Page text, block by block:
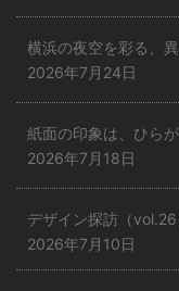
横浜の夜空を彩る、
2026年7月24日
紙面の印象は、ひら
2026年7月18日
デザイン探訪（
2026年7月10日